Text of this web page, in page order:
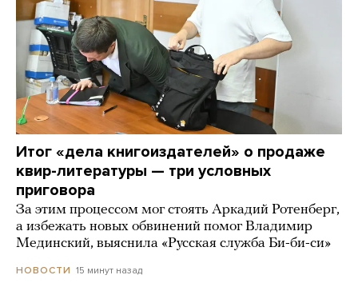
Итог «дела книгоиздателей» о продаже
квир-литературы — три условных
приговора
За этим процессом мог стоять Аркадий Ротенберг,
а избежать новых обвинений помог Владимир
Мединский, выяснила «Русская служба Би-би-си»
НОВОСТИ 15 минут назад